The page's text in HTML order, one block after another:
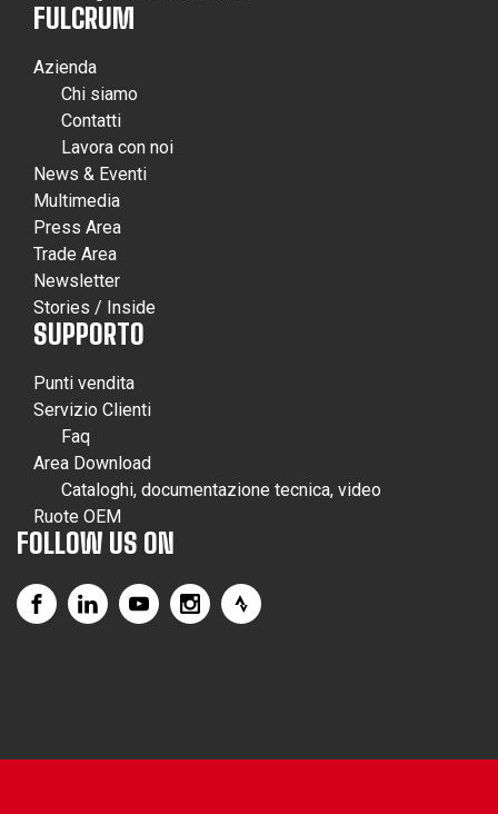
FULCRUM
Azienda
Chi siamo
Contatti
Lavora con noi
News & Eventi
Multimedia
Press Area
Trade Area
Newsletter
Stories / Inside
SUPPORTO
Punti vendita
Servizio Clienti
Faq
Area Download
Cataloghi, documentazione tecnica, video
Ruote OEM
FOLLOW US ON